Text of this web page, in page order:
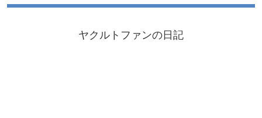
ヤクルトファンの日記